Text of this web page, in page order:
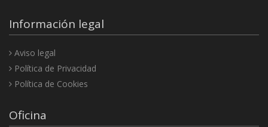
Información legal
Aviso legal
Política de Privacidad
Política de Cookies
Oficina